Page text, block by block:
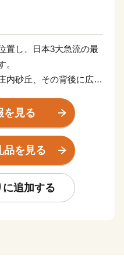
置し、日本3大急流の最
。
内砂丘、その背後に広が
庄内米は、全国的にも高
など果物の栽培も盛んで
中には今なお多くの歴史
を見る
品を見る
追加する